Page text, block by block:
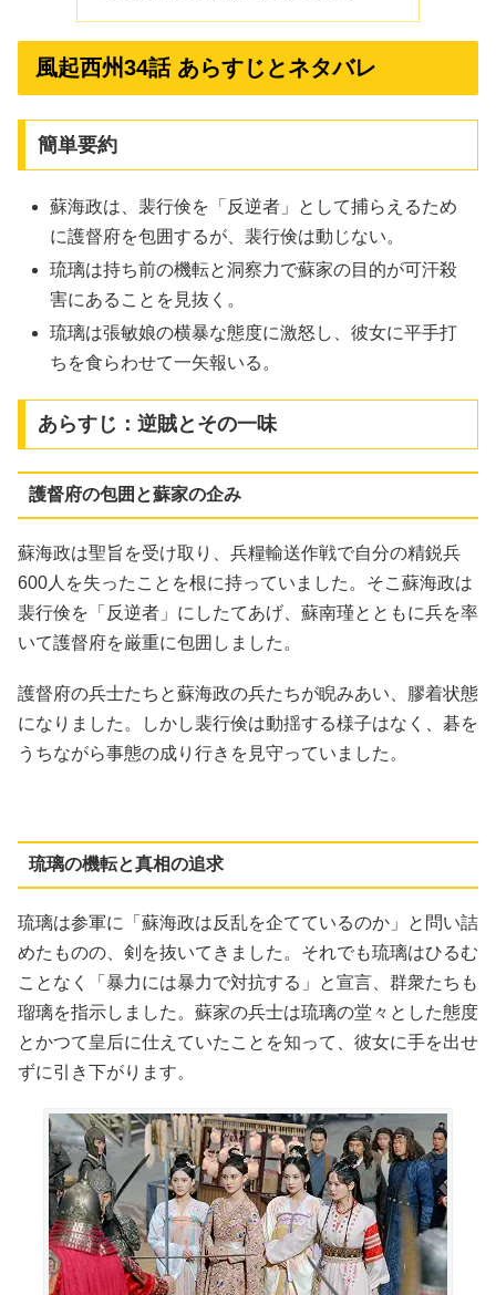
風起西州34話 あらすじとネタバレ
簡単要約
蘇海政は、裴行倹を「反逆者」として捕らえるため
に護督府を包囲するが、裴行倹は動じない。
琉璃は持ち前の機転と洞察力で蘇家の目的が可汗殺
害にあることを見抜く。
琉璃は張敏娘の横暴な態度に激怒し、彼女に平手打
ちを食らわせて一矢報いる。
あらすじ：逆賊とその一味
護督府の包囲と蘇家の企み
蘇海政は聖旨を受け取り、兵糧輸送作戦で自分の精鋭兵
600人を失ったことを根に持っていました。そこ蘇海政は
裴行倹を「反逆者」にしたてあげ、蘇南瑾とともに兵を率
いて護督府を厳重に包囲しました。
護督府の兵士たちと蘇海政の兵たちが睨みあい、膠着状態
になりました。しかし裴行倹は動揺する様子はなく、碁を
うちながら事態の成り行きを見守っていました。
琉璃の機転と真相の追求
琉璃は参軍に「蘇海政は反乱を企てているのか」と問い詰
めたものの、剣を抜いてきました。それでも琉璃はひるむ
ことなく「暴力には暴力で対抗する」と宣言、群衆たちも
瑠璃を指示しました。蘇家の兵士は琉璃の堂々とした態度
とかつて皇后に仕えていたことを知って、彼女に手を出せ
ずに引き下がります。